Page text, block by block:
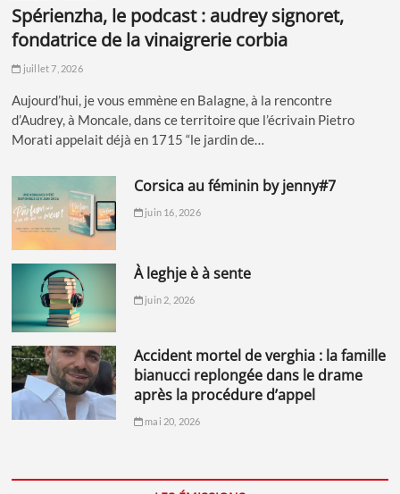
spérienzha, le podcast : audrey signoret,
fondatrice de la vinaigrerie corbia
juillet 7, 2026
Aujourd’hui, je vous emmène en Balagne, à la rencontre
d’Audrey, à Moncale, dans ce territoire que l’écrivain Pietro
Morati appelait déjà en 1715 “le jardin de…
corsica au féminin by jenny#7
juin 16, 2026
à leghje è à sente
juin 2, 2026
accident mortel de verghia : la famille
bianucci replongée dans le drame
après la procédure d’appel
mai 20, 2026